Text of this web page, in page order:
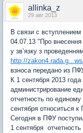
allinka_z
29 авг 2013
В связи с
04.07.13 "Про внесення
у зв’язку з
http://
взноса передано из
К 1 сентября 2013
администрирование
отчетность по
сентября относиться к
Сегодня в ПФУ
1 сентября